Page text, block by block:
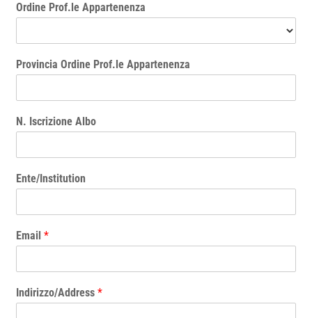
Ordine Prof.le Appartenenza
Provincia Ordine Prof.le Appartenenza
N. Iscrizione Albo
Ente/Institution
Email*
Indirizzo/Address*